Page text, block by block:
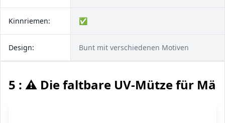
Kinnriemen: ✅
Design: Bunt mit verschiedenen Motiven
5 : ⚠️ Die faltbare UV-Mütze für